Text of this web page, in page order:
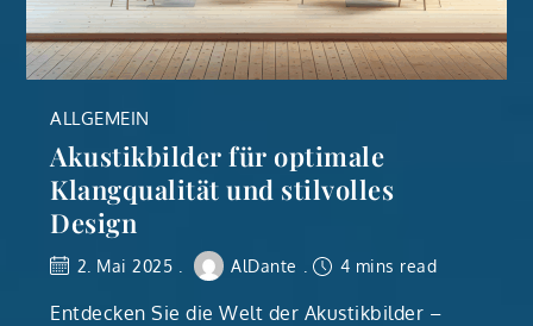
ALLGEMEIN
Akustikbilder für optimale
Klangqualität und stilvolles
Design
2. Mai 2025 AlDante 4 mins read
Entdecken Sie die Welt der Akustikbilder –